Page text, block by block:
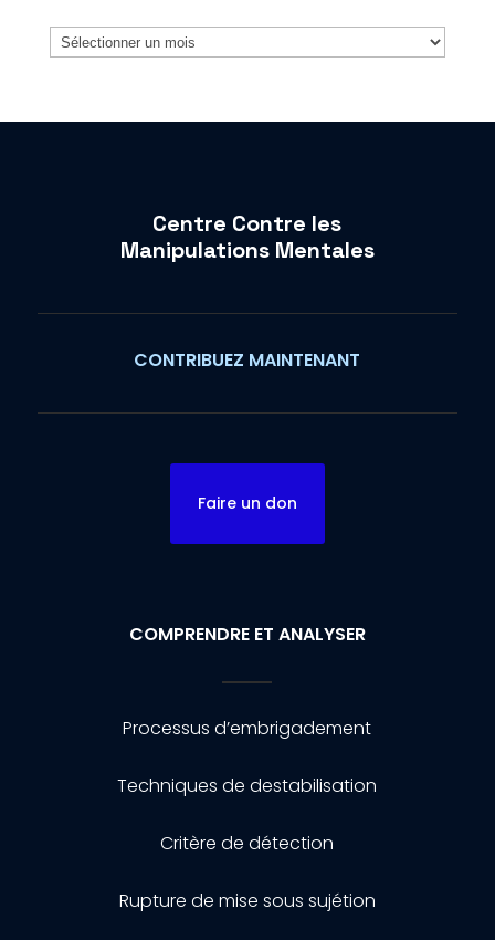
Archives
Centre Contre les
Manipulations Mentales
CONTRIBUEZ MAINTENANT
Faire un don
COMPRENDRE ET ANALYSER
Processus d’embrigadement
Techniques de destabilisation
Critère de détection
Rupture de mise sous sujétion